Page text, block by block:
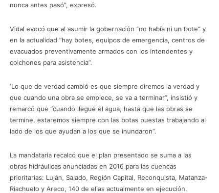
nunca antes pasó”, expresó.
Vidal evocó que al asumir la gobernación “no había ni un bote” y
en la actualidad “hay botes, equipos de emergencia, centros de
evacuados preventivamente armados con los intendentes y
colchones para asistencia”.
‘Lo que de verdad cambió es que siempre diremos la verdad y
que cuando una obra se empiece, se va a terminar”, insistió y
remarcó que “cuando llegue el agua, hasta que las obras se
termine, estaremos siempre con las botas puestas trabajando al
lado de los que ayudan a los que se inundaron”.
La mandataria recalcó que el plan presentado se suma a las
obras hidráulicas anunciadas en 2016 para las cuencas
prioritarias: Luján, Salado, Región Capital, Reconquista, Matanza-
Riachuelo y Areco, 140 de ellas actualmente en ejecución.